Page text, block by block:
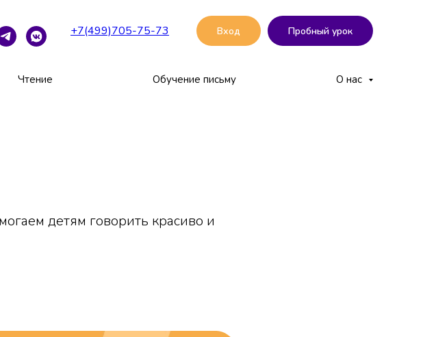
+7(499)705-75-73 Вход Пробный урок
Чтение Обучение письму О нас
детям говорить красиво и